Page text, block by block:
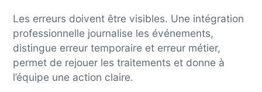
Les erreurs doivent être visibles. Une intégration
professionnelle journalise les événements,
distingue erreur temporaire et erreur métier,
permet de rejouer les traitements et donne à
l’équipe une action claire.